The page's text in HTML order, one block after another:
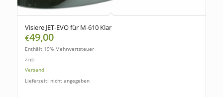
Visiere JET-EVO für M-610 Klar
€49,00
Enthält 19% Mehrwertsteuer
zzgl.
Versand
Lieferzeit: nicht angegeben